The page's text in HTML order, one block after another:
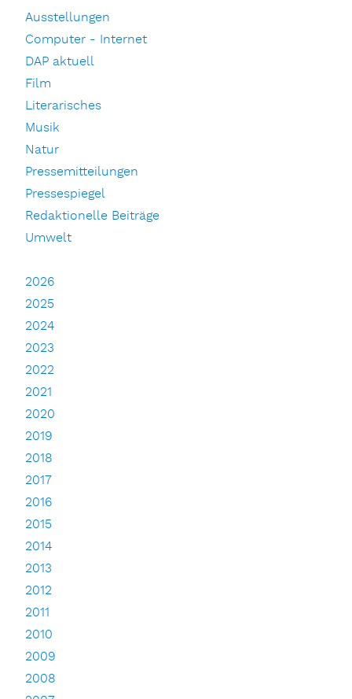
Ausstellungen
Computer - Internet
DAP aktuell
Film
Literarisches
Musik
Natur
Pressemitteilungen
Pressespiegel
Redaktionelle Beiträge
Umwelt
2026
2025
2024
2023
2022
2021
2020
2019
2018
2017
2016
2015
2014
2013
2012
2011
2010
2009
2008